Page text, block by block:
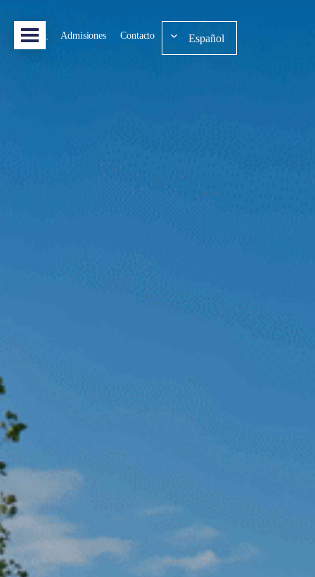
Admisiones Contacto Español